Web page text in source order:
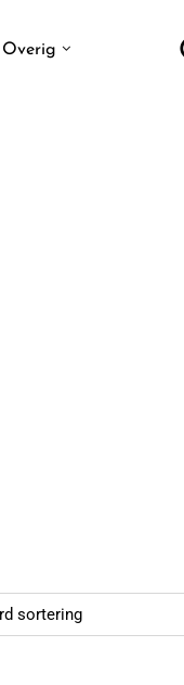
Overig